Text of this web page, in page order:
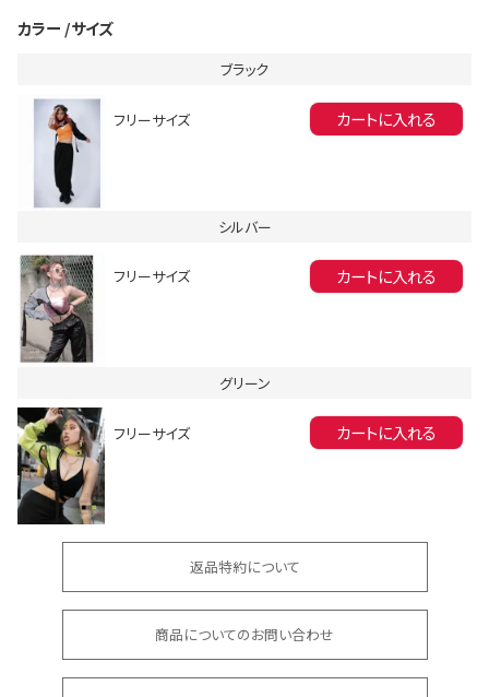
インスタ写真投稿キャンペーン！
会員登録でいつでもお得に
Instagram LIVE items
カラー サイズ
ブラック
フリーサイズ カートに入れる
シルバー
フリーサイズ カートに入れる
グリーン
フリーサイズ カートに入れる
返品特約について
商品についてのお問い合わせ